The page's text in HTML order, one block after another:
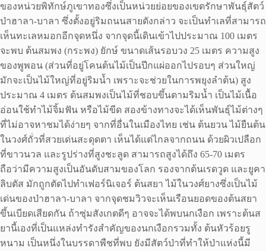
ของหน่วยพิทักษ์ภูเขาทองซึ่งเป็นหน่วยย่อยของเขตรักษาพันธุ์สัตว์
ป่าฮาลา-บาลา ซึ่งตั้งอยู่ริมถนนสายดังกล่าว จะเป็นทำเลที่สามารถ
เห็นทะเลหมอกอีกจุดหนึ่ง จากจุดนี้เดินเข้าไปประมาณ 100 เมตร
จะพบ ต้นสมพง (กระพง) ยักษ์ ขนาดเส้นรอบวง 25 เมตร ความสูง
ของพูพอน (ส่วนที่อยู่โคนต้นไม้เป็นปีกแผ่ออกไปรอบๆ ส่วนใหญ่
มักจะเป็นไม้ใหญ่ที่อยู่ริมน้ำ เพราะจะช่วยในการพยุงลำต้น) สูง
ประมาณ 4 เมตร ต้นสมพงเป็นไม้ที่ชอบขึ้นตามริมน้ำ เป็นไม้เนื้อ
อ่อนใช้ทำไม้จิ้มฟัน หรือไม้ขีด สองข้างทางจะได้เห็นพันธุ์ไม้ต่างๆ
ที่ไม่อาจหาชมได้ง่ายๆ จากที่อื่นในเมืองไทย เช่น ต้นยวน ไม้ยืนต้น
ในวงศ์ถั่วที่สวยเด่นสะดุดตา เห็นได้แต่ไกลจากถนน ด้วยผิวเปลือก
ที่ขาวนวล และรูปร่างที่สูงชะลูด สามารถสูงได้ถึง 65-70 เมตร
ถือว่ามีความสูงเป็นอันดับสามของโลก รองจากต้นเรดวูด และยูคา
ลิบตัส มักถูกตัดไปทำเฟอร์นิเจอร์ ต้นสยา ไม้ในวงศ์ยางซึ่งเป็นไม้
เด่นของป่าฮาลา-บาลา จากจุดชมวิวจะเห็นเรือนยอดของต้นสยา
ขึ้นเบียดเสียดกัน ถ้าซุ่มสังเกตดีๆ อาจจะได้พบนกเงือก เพราะต้นส
ยานี้เองที่เป็นแหล่งทำรังสำคัญของนกเงือกรวมทั้ง ต้นหัวร้อยรู
หนาม เป็นหนึ่งในบรรดาพืชที่พบ ยังมีสัตว์ป่าที่ทำให้ป่าแห่งนี้มี